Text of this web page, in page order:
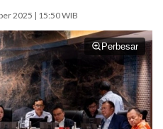
2025 | 15:50 WIB
Perbesar